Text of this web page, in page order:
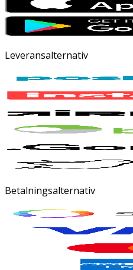
Leveransalternativ
Betalningsalternativ